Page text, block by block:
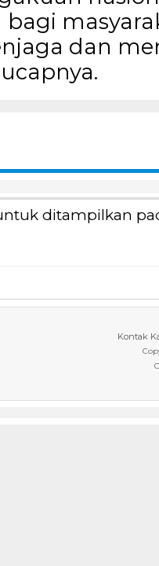
dan
ditampilkan
Kontak